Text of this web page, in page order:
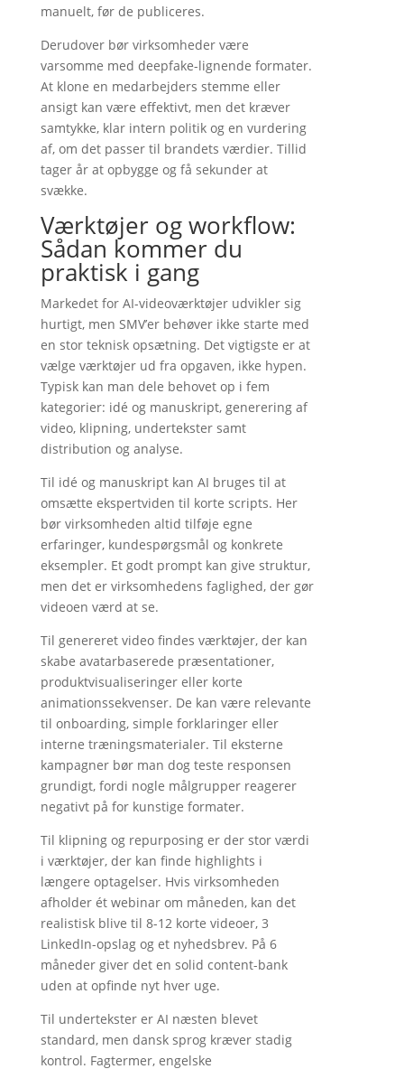
manuelt, før de publiceres.
Derudover bør virksomheder være
varsomme med deepfake-lignende formater.
At klone en medarbejders stemme eller
ansigt kan være effektivt, men det kræver
samtykke, klar intern politik og en vurdering
af, om det passer til brandets værdier. Tillid
tager år at opbygge og få sekunder at
svække.
Værktøjer og workflow:
Sådan kommer du
praktisk i gang
Markedet for AI-videoværktøjer udvikler sig
hurtigt, men SMV’er behøver ikke starte med
en stor teknisk opsætning. Det vigtigste er at
vælge værktøjer ud fra opgaven, ikke hypen.
Typisk kan man dele behovet op i fem
kategorier: idé og manuskript, generering af
video, klipning, undertekster samt
distribution og analyse.
Til idé og manuskript kan AI bruges til at
omsætte ekspertviden til korte scripts. Her
bør virksomheden altid tilføje egne
erfaringer, kundespørgsmål og konkrete
eksempler. Et godt prompt kan give struktur,
men det er virksomhedens faglighed, der gør
videoen værd at se.
Til genereret video findes værktøjer, der kan
skabe avatarbaserede præsentationer,
produktvisualiseringer eller korte
animationssekvenser. De kan være relevante
til onboarding, simple forklaringer eller
interne træningsmaterialer. Til eksterne
kampagner bør man dog teste responsen
grundigt, fordi nogle målgrupper reagerer
negativt på for kunstige formater.
Til klipning og repurposing er der stor værdi
i værktøjer, der kan finde highlights i
længere optagelser. Hvis virksomheden
afholder ét webinar om måneden, kan det
realistisk blive til 8-12 korte videoer, 3
LinkedIn-opslag og et nyhedsbrev. På 6
måneder giver det en solid content-bank
uden at opfinde nyt hver uge.
Til undertekster er AI næsten blevet
standard, men dansk sprog kræver stadig
kontrol. Fagtermer, engelske